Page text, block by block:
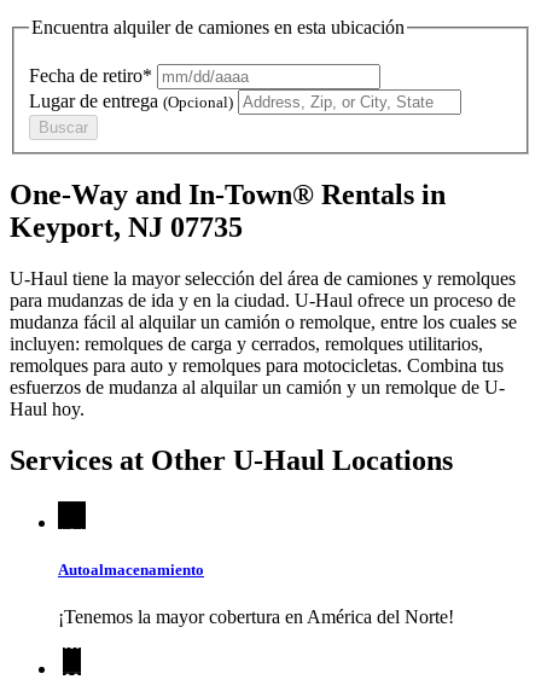
Encuentra alquiler de camiones en esta ubicación
Fecha de retiro*
Lugar de entrega (Opcional)
Buscar
One-Way and In-Town® Rentals in
Keyport, NJ 07735
U-Haul tiene la mayor selección del área de camiones y remolques
para mudanzas de ida y en la ciudad. U-Haul ofrece un proceso de
mudanza fácil al alquilar un camión o remolque, entre los cuales se
incluyen: remolques de carga y cerrados, remolques utilitarios,
remolques para auto y remolques para motocicletas. Combina tus
esfuerzos de mudanza al alquilar un camión y un remolque de U-
Haul hoy.
Services at Other U-Haul Locations
Autoalmacenamiento
¡Tenemos la mayor cobertura en América del Norte!